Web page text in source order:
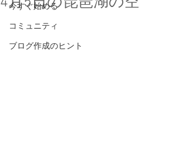
今すぐ始める
コミュニティ
ブログ作成のヒント